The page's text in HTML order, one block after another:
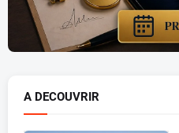
A DECOUVRIR